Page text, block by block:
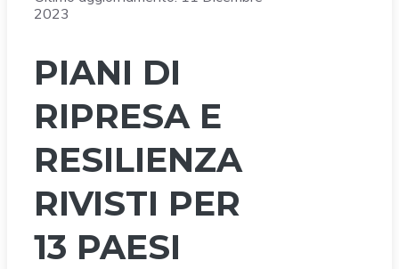
2023
PIANI DI
RIPRESA E
RESILIENZA
RIVISTI PER
13 PAESI